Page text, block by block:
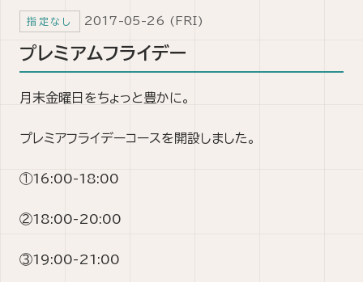
指定なし 2017-05-26 (FRI)
プレミアムフライデー
月末金曜日をちょっと豊かに。
プレミアフライデーコースを開設しました。
①16:00-18:00
②18:00-20:00
③19:00-21:00